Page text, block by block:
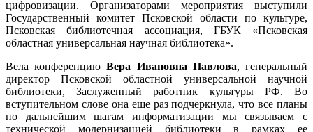
цифровизации. Организаторами мероприятия выступили
Государственный комитет Псковской области по культуре,
Псковская библиотечная ассоциация, ГБУК «Псковская
областная универсальная научная библиотека».
Вела конференциюВера Ивановна Павлова, генеральный
директор Псковской областной универсальной научной
библиотеки, Заслуженный работник культуры РФ. Во
вступительном слове она еще раз подчеркнула, что все планы
по дальнейшим шагам информатизации мы связываем с
технической модернизацией библиотеки в рамках ее